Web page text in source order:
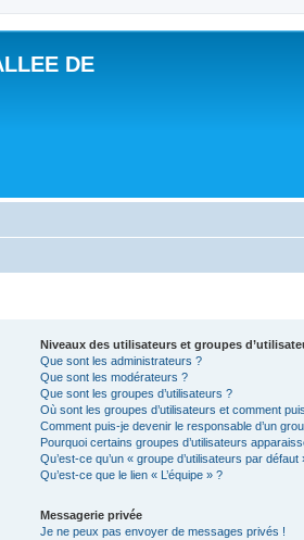
DE
Niveaux des utilisateurs et groupes
Que sont les administrateurs ?
Que sont les modérateurs ?
Que sont les groupes d’utilisateurs ?
Où sont les groupes d’utilisateurs et comment
Comment puis-je devenir le responsable d’un
Pourquoi certains groupes d’utilisateurs
Qu’est-ce qu’un « groupe d’utilisateurs par défaut
Qu’est-ce que le lien « L’équipe » ?
Messagerie privée
Je ne peux pas envoyer de messages privés !